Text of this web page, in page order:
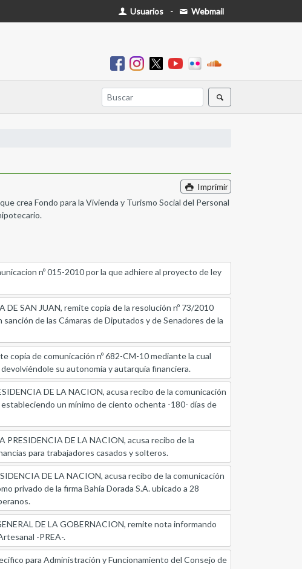
Usuarios - Webmail
Imprimir
crea Fondo para la Vivienda y Turismo Social del Personal
nº 015-2010 por la que adhiere al proyecto de ley
SAN JUAN, remite copia de la resolución nº 73/2010
de las Cámaras de Diputados y de Senadores de la
copia de comunicación nº 682-CM-10 mediante la cual
su autonomía y autarquía financiera.
DE LA NACION, acusa recibo de la comunicación
un mínimo de ciento ochenta -180- días de
PRESIDENCIA DE LA NACION, acusa recibo de la
para trabajadores casados y solteros.
DE LA NACION, acusa recibo de la comunicación
privado de la firma Bahía Dorada S.A. ubicado a 28
DE LA GOBERNACION, remite nota informando
-PREA-.
para Administración y Funcionamiento del Consejo de